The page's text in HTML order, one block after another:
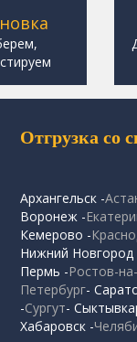
Отгрузка со
Архангельск -
Воронеж -
Кемерово -
Нижний Новгород
Пермь -Ростов-
Петербург-
-Сургут-
Хабаровск -